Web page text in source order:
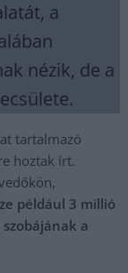
a
nézik, de a
tartalmazó
hoztak írt.
például 3 millió
a